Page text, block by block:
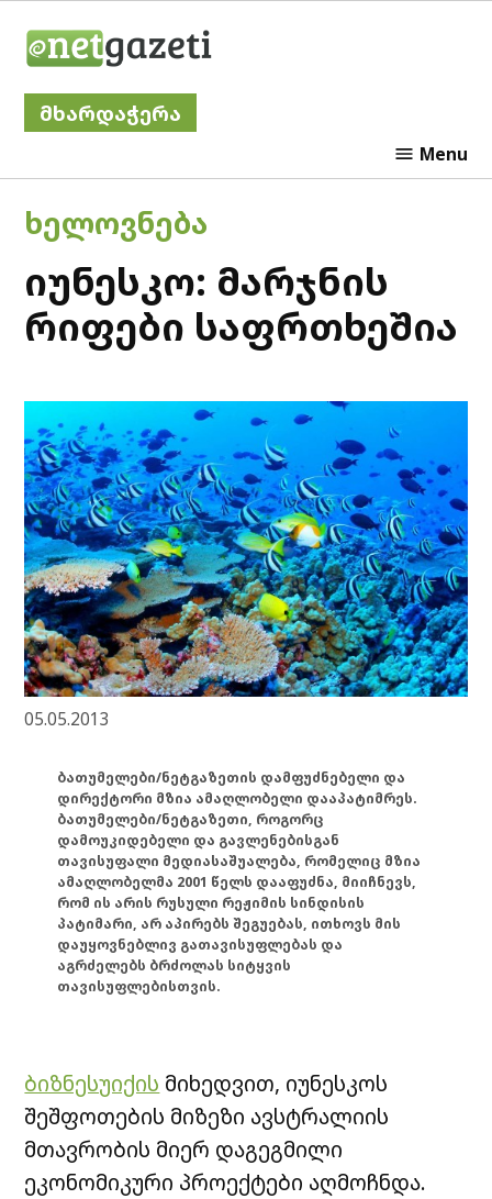
მხარდაჭერა
Menu
POSTED
ᲮᲔᲚᲝᲕᲜᲔᲑᲐ
იუნესკო: მარჯნის
რიფები საფრთხეშია
05.05.2013
ბათუმელები/ნეტგაზეთის დამფუძნებელი და
დირექტორი მზია ამაღლობელი დააპატიმრეს.
ბათუმელები/ნეტგაზეთი, როგორც
დამოუკიდებელი და გავლენებისგან
თავისუფალი მედიასაშუალება, რომელიც მზია
ამაღლობელმა 2001 წელს დააფუძნა, მიიჩნევს,
რომ ის არის რუსული რეჟიმის სინდისის
პატიმარი, არ აპირებს შეგუებას, ითხოვს მის
დაუყოვნებლივ გათავისუფლებას და
აგრძელებს ბრძოლას სიტყვის
თავისუფლებისთვის.
ბიზნესუიქის მიხედვით, იუნესკოს
შეშფოთების მიზეზი ავსტრალიის
მთავრობის მიერ დაგეგმილი
ეკონომიკური პროექტები აღმოჩნდა.